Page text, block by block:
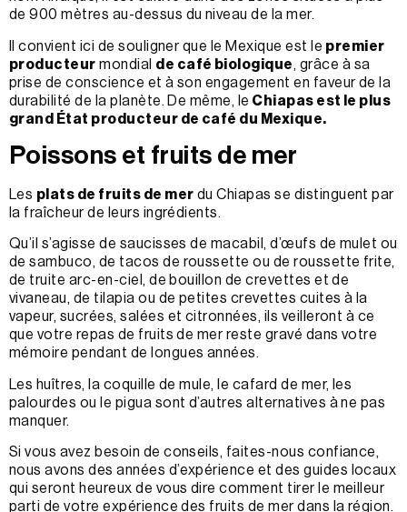
de 900 mètres au-dessus du niveau de la mer.
Il convient ici de souligner que le Mexique est le premier
producteur mondial de café biologique, grâce à sa
prise de conscience et à son engagement en faveur de la
durabilité de la planète. De même, le Chiapas est le plus
grand État producteur de café du Mexique.
Poissons et fruits de mer
Les plats de fruits de mer du Chiapas se distinguent par
la fraîcheur de leurs ingrédients.
Qu’il s’agisse de saucisses de macabil, d’œufs de mulet ou
de sambuco, de tacos de roussette ou de roussette frite,
de truite arc-en-ciel, de bouillon de crevettes et de
vivaneau, de tilapia ou de petites crevettes cuites à la
vapeur, sucrées, salées et citronnées, ils veilleront à ce
que votre repas de fruits de mer reste gravé dans votre
mémoire pendant de longues années.
Les huîtres, la coquille de mule, le cafard de mer, les
palourdes ou le pigua sont d’autres alternatives à ne pas
manquer.
Si vous avez besoin de conseils, faites-nous confiance,
nous avons des années d’expérience et des guides locaux
qui seront heureux de vous dire comment tirer le meilleur
parti de votre expérience des fruits de mer dans la région.